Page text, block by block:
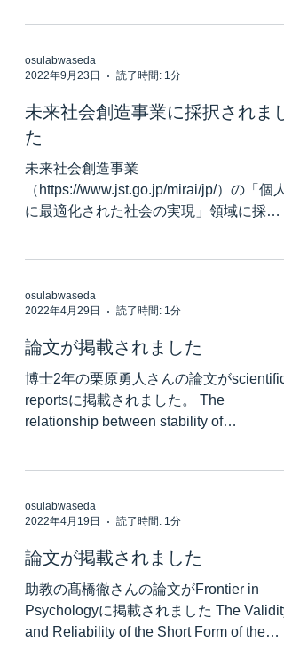
osulabwaseda
2022年9月23日
読了時間: 1分
未来社会創造事業に採択されまし
た
未来社会創造事業
（https://www.jst.go.jp/mirai/jp/）の「個人
に最適化された社会の実現」領域に採択
osulabwaseda
2022年4月29日
読了時間: 1分
論文が掲載されました
博士2年の栗原勇人さんの論文がscientific
reportsに掲載されました。 The
relationship between stability of
osulabwaseda
2022年4月19日
読了時間: 1分
論文が掲載されました
助教の髙橋徹さんの論文がFrontier in
Psychologyに掲載されました The Validity
and Reliability of the Short Form of the